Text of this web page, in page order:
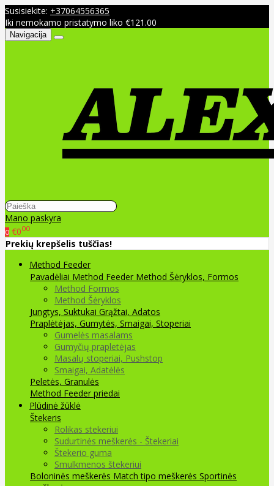
Susisiekite: +37064556365
Iki nemokamo pristatymo liko €121.00
Navigacija
Mano paskyra
0 €000
Prekių krepšelis tuščias!
Method Feeder
Pavadėliai Method Feeder Method Šėryklos, Formos
Method Formos
Method Šėryklos
Jungtys, Suktukai Grąžtai, Adatos
Praplėtėjas, Gumytės, Smaigai, Stoperiai
Gumelės masalams
Gumyčių prapletėjas
Masalų stoperiai, Pushstop
Smaigai, Adatėlės
Peletės, Granulės
Method Feeder priedai
Plūdinė žūklė
Štekeris
Rolikas stekeriui
Sudurtinės meškerės - Štekeriai
Štekerio guma
Smulkmenos štekeriui
Boloninės meškerės Match tipo meškerės Sportinės